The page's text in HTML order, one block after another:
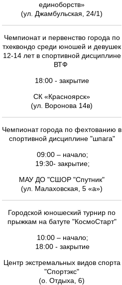
единоборств»
(ул. Джамбульская, 24/1)
Чемпионат и первенство города по
тхеквондо среди юношей и девушек
12-14 лет в спортивной дисциплине
ВТФ
18:00 - закрытие
СК «Красноярск»
(ул. Воронова 14в)
Чемпионат города по фехтованию в
спортивной дисциплине "шпага"
09:00 – начало;
19:30- закрытие;
МАУ ДО "СШОР "Спутник"
(ул. Малаховская, 5 «а»)
Городской юношеский турнир по
прыжкам на батуте "КосмоСтарт"
10:00 – начало;
18:00 - закрытие
Центр экстремальных видов спорта
"Спортэкс"
(о. Отдыха, 6)